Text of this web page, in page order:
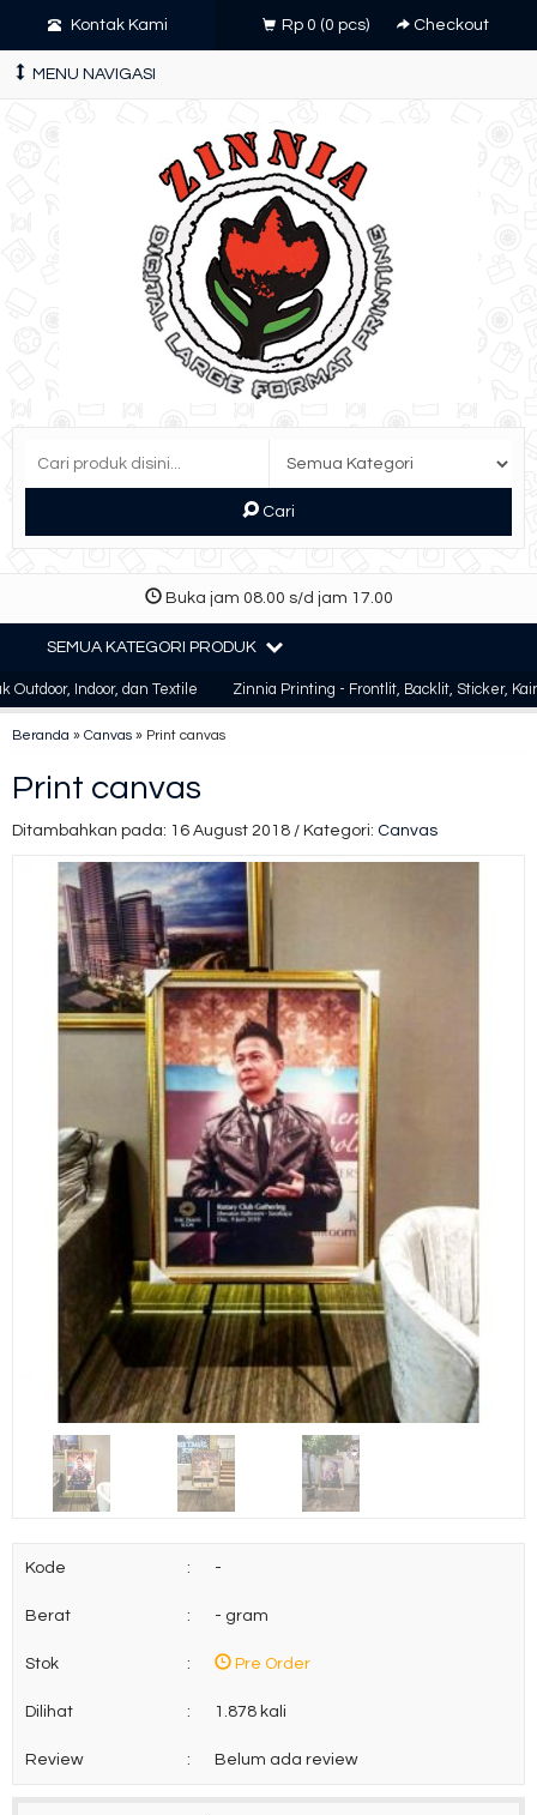
Kontak Kami Rp 0 (0 pcs) Checkout
MENU NAVIGASI
Cari
Buka jam 08.00 s/d jam 17.00
SEMUA KATEGORI PRODUK
Indoor, dan Textile Zinnia Printing - Frontlit, Backlit, Sticker, Kain, Oscar,
Beranda » Canvas » Print canvas
Print canvas
Ditambahkan pada: 16 August 2018 / Kategori: Canvas
Kode : -
Berat : - gram
Stok : Pre Order
Dilihat : 1.878 kali
Review : Belum ada review